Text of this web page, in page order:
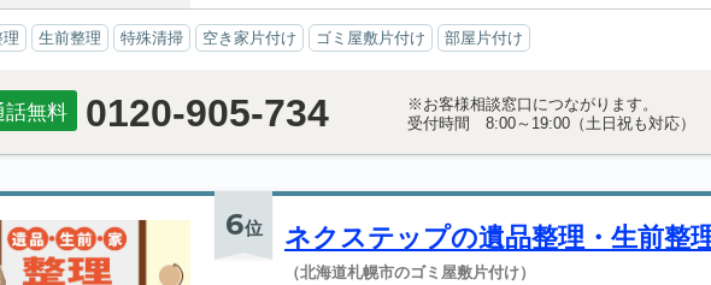
生前整理 特殊清掃 空き家片付け ゴミ屋敷片付け 部屋片付け
話無料 0120-905-734
※お客様相談窓口につながります。
受付時間 8:00～19:00（土日祝も対応）
6位 ネクステップの遺品整理・生前整
（北海道札幌市のゴミ屋敷片付け）